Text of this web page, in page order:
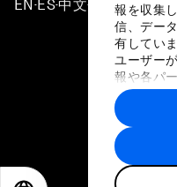
報を収集
信、デー
有してい
ユーザー
報や各パ
に収集さ
トナーに
す。
EN ▪ ES▪中文▪ 日本語
プライバシ